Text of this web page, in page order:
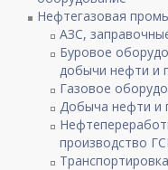
Нефтегазовая
АЗС,
Буровое
добычи нефти и
Газовое
Добыча нефти и
производство